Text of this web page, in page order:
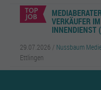
VERKÄUFER IM
INNENDIENST
29.07.2026 / Nussbaum
Ettlingen